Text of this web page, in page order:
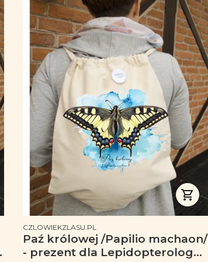
PRODUCENT
CZLOWIEKZLASU.PL
Paź królowej /Papilio machaon/
- prezent dla Lepidopterologa,